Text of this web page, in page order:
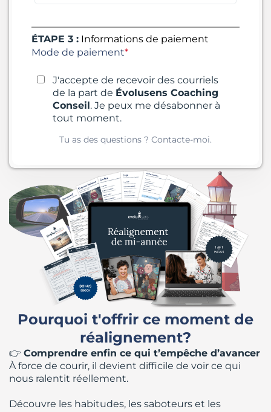
ÉTAPE 3 : Informations de paiement
Mode de paiement*
J'accepte de recevoir des courriels
de la part de Évolusens Coaching
Conseil. Je peux me désabonner à
tout moment.
Tu as des questions ? Contacte-moi.
Pourquoi t'offrir ce moment de
réalignement?
👉 Comprendre enfin ce qui t’empêche d’avancer
À force de courir, il devient difficile de voir ce qui
nous ralentit réellement.
Découvre les habitudes, les saboteurs et les